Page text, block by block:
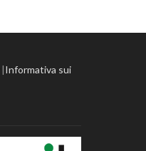
Informativa sui